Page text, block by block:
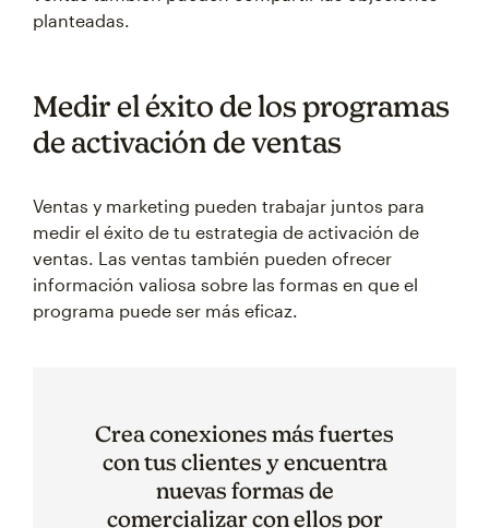
planteadas.
Medir el éxito de los programas
de activación de ventas
Ventas y marketing pueden trabajar juntos para
medir el éxito de tu estrategia de activación de
ventas. Las ventas también pueden ofrecer
información valiosa sobre las formas en que el
programa puede ser más eficaz.
Crea conexiones más fuertes
con tus clientes y encuentra
nuevas formas de
comercializar con ellos por